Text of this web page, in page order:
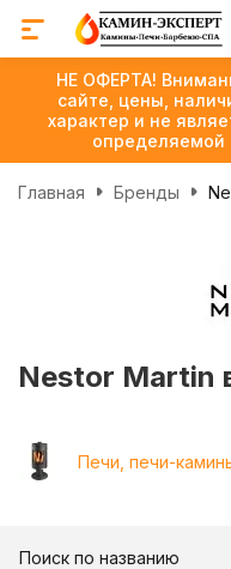
НЕ ОФЕРТА!
сайте, цены,
характер и не
определяемой
Главная Бренды
Nestor Martin
Печи, печи-
Поиск по названию